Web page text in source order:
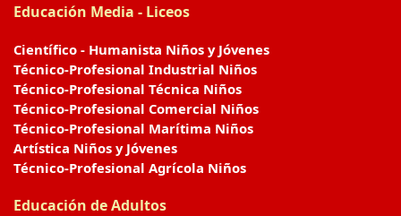
Educación Media - Liceos
Científico - Humanista Niños y Jóvenes
Técnico-Profesional Industrial Niños
Técnico-Profesional Técnica Niños
Técnico-Profesional Comercial Niños
Técnico-Profesional Marítima Niños
Artística Niños y Jóvenes
Técnico-Profesional Agrícola Niños
Educación de Adultos